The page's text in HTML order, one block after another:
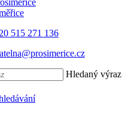
515 271 136
Hledaný výraz